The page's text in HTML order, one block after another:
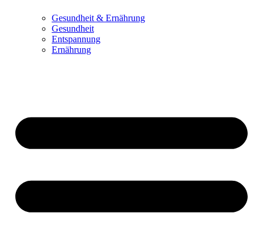
Gesundheit & Ernährung
Gesundheit
Entspannung
Ernährung